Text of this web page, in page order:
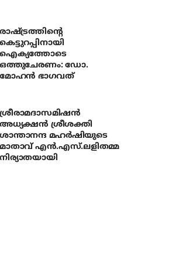
രാഷ്ട്രത്തിന്റെ
കെട്ടുറപ്പിനായി
ഐക്യത്തോടെ
ഒത്തുചേരണം: ഡോ.
മോഹന്‍ ഭാഗവത്
ശ്രീരാമദാസമിഷന്‍
അധ്യക്ഷന്‍ ശ്രീശക്തി
ശാന്താനന്ദ മഹര്‍ഷിയുടെ
മാതാവ് എന്‍.എസ്.ലളിതമ്മ
നിര്യാതയായി